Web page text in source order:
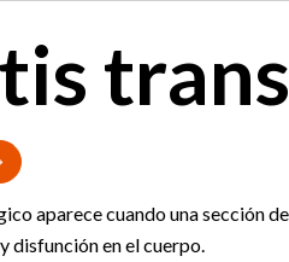
aparece cuando una sección
disfunción en el cuerpo.